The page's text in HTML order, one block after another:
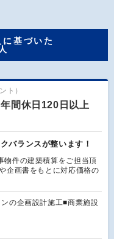
基づいた
ト）
間休日120日以上
バランスが整います！
物件の建築積算をご担当頂
企画書をもとに対応価格の
の企画設計施工■商業施設